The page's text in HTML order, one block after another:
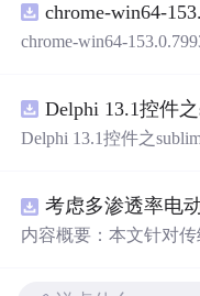
过借阅上限、是否重复
（期限 30 天）；支持查看全部借阅记录、逾期记录和某人
→ 业务层 → 界面层），职责清晰，易于扩展或替换（比
如把 JSON 换成数据库
地
行效果图、README
及原创授权声明。
chrome-win64-
chrome-win64-
Delphi 13.1控件之
内容概要：本文针对